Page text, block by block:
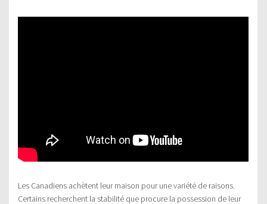
Les Canadiens achètent leur maison pour une variété de raisons.
Certains recherchent la stabilité que procure la possession de leur